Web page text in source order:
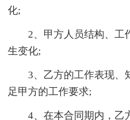
化;
2、甲方人员结构、工
生变化;
3、乙方的工作表现、
足甲方的工作要求;
4、在本合同期内，乙